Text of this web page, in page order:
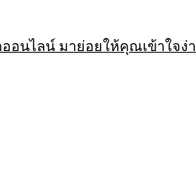
อนไลน์ มาย่อยให้คุณเข้าใจง่